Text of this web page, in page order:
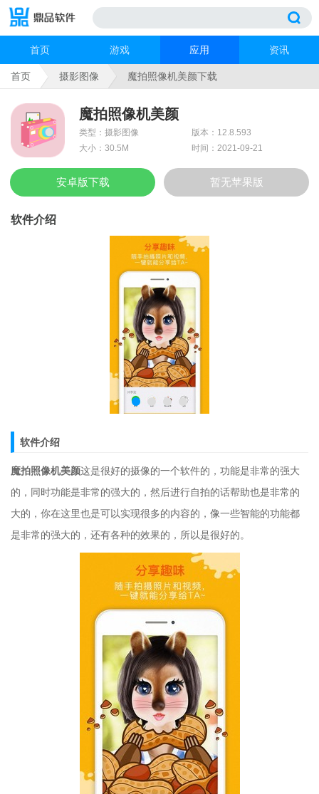
首页 游戏 应用 资讯
首页 摄影图像 魔拍照像机美颜下载
魔拍照像机美颜
类型：摄影图像
版本：12.8.593
大小：30.5M
时间：2021-09-21
安卓版下载 暂无苹果版
软件介绍
软件介绍
魔拍照像机美颜这是很好的摄像的一个软件的，功能是非常的强大
的，同时功能是非常的强大的，然后进行自拍的话帮助也是非常的
大的，你在这里也是可以实现很多的内容的，像一些智能的功能都
是非常的强大的，还有各种的效果的，所以是很好的。